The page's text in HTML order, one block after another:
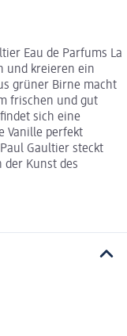
Eau de Parfums La
und kreieren ein
grüner Birne macht
frischen und gut
sich eine
Vanille perfekt
Gaultier steckt
Kunst des